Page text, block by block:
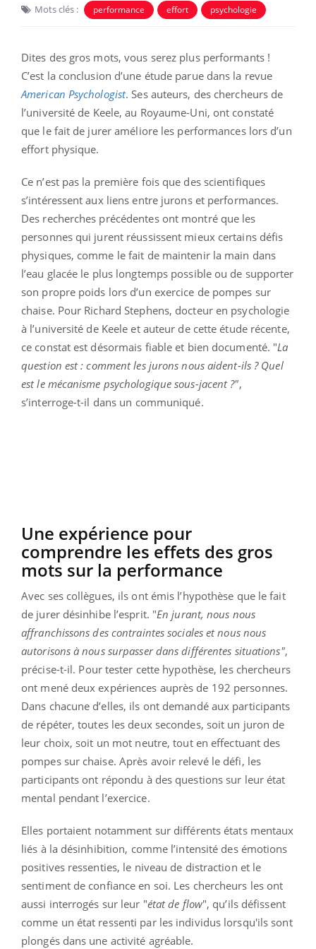
Mots clés : performance effort psychologie
Dites des gros mots, vous serez plus performants !
C’est la conclusion d’une étude parue dans la revue
American Psychologist. Ses auteurs, des chercheurs de
l’université de Keele, au Royaume-Uni, ont constaté
que le fait de jurer améliore les performances lors d’un
effort physique.
Ce n’est pas la première fois que des scientifiques
s’intéressent aux liens entre jurons et performances.
Des recherches précédentes ont montré que les
personnes qui jurent réussissent mieux certains défis
physiques, comme le fait de maintenir la main dans
l’eau glacée le plus longtemps possible ou de supporter
son propre poids lors d’un exercice de pompes sur
chaise. Pour Richard Stephens, docteur en psychologie
à l’université de Keele et auteur de cette étude récente,
ce constat est désormais fiable et bien documenté. "La
question est : comment les jurons nous aident-ils ? Quel
est le mécanisme psychologique sous-jacent ?",
s’interroge-t-il dans un communiqué.
Une expérience pour
comprendre les effets des gros
mots sur la performance
Avec ses collègues, ils ont émis l’hypothèse que le fait
de jurer désinhibe l’esprit. "En jurant, nous nous
affranchissons des contraintes sociales et nous nous
autorisons à nous surpasser dans différentes situations",
précise-t-il. Pour tester cette hypothèse, les chercheurs
ont mené deux expériences auprès de 192 personnes.
Dans chacune d’elles, ils ont demandé aux participants
de répéter, toutes les deux secondes, soit un juron de
leur choix, soit un mot neutre, tout en effectuant des
pompes sur chaise. Après avoir relevé le défi, les
participants ont répondu à des questions sur leur état
mental pendant l’exercice.
Elles portaient notamment sur différents états mentaux
liés à la désinhibition, comme l’intensité des émotions
positives ressenties, le niveau de distraction et le
sentiment de confiance en soi. Les chercheurs les ont
aussi interrogés sur leur "état de flow", qu’ils défissent
comme un état ressenti par les individus lorsqu'ils sont
plongés dans une activité agréable.